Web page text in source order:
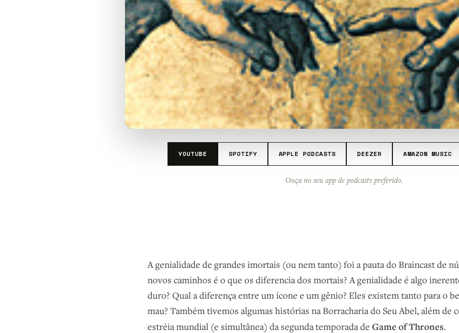
YOUTUBE SPOTIFY APPLE PODCASTS DEEZER AMAZON MUSIC
Ouça no seu app de podcasts preferido.
A genialidade de grandes imortais (ou nem tanto) foi a pauta do Braincast de
novos caminhos é o que os diferencia dos mortais? A genialidade é algo
duro? Qual a diferença entre um ícone e um gênio? Eles existem tanto para o
mau? Também tivemos algumas histórias na Borracharia do Seu Abel, além de
estréia mundial (e simultânea) da segunda temporada de Game of Thrones.